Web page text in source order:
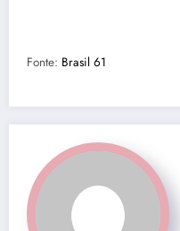
Fonte: Brasil 61